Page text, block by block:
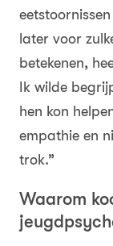
later voor
betekenen,
Ik wilde
hen kon
empathie en
trok.”
Waarom